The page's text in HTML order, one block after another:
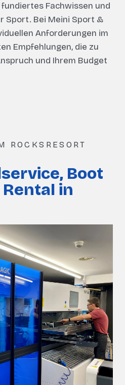
Fachwissen und
Sport. Bei Meini Sport &
Anforderungen im
Empfehlungen, die zu
und Ihrem Budget
ROCKSRESORT
Boot
in